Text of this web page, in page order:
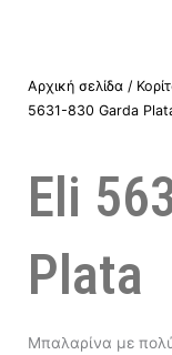
Αρχική σελίδα /
5631-830 Garda
Eli
Plata
Μπαλαρίνα με